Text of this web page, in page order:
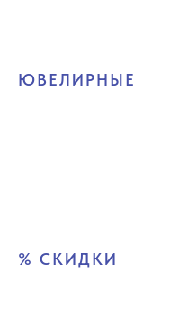
ЮВЕЛИРНЫЕ
% СКИДКИ